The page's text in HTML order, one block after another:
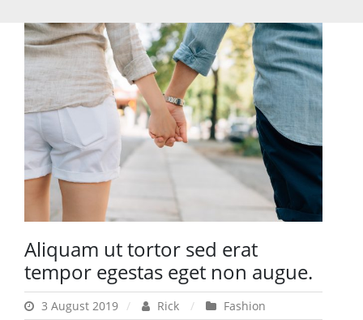
Aliquam ut tortor sed erat
tempor egestas eget non augue.
3 August 2019 Rick
Fashion